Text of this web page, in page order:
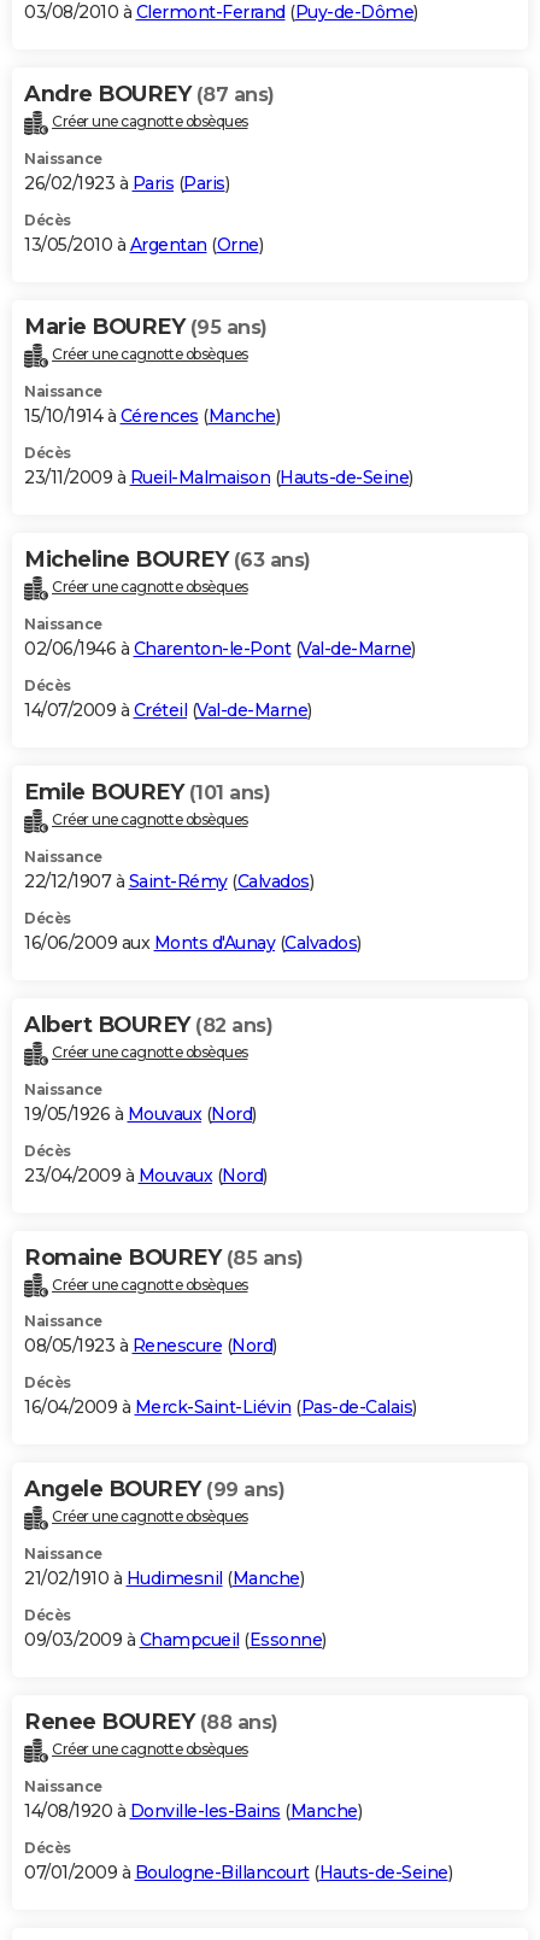
03/08/2010 à Clermont-Ferrand (Puy-de-Dôme)
Andre BOUREY (87 ans)
Créer une cagnotte obsèques
Naissance
26/02/1923 à Paris (Paris)
Décès
13/05/2010 à Argentan (Orne)
Marie BOUREY (95 ans)
Créer une cagnotte obsèques
Naissance
15/10/1914 à Cérences (Manche)
Décès
23/11/2009 à Rueil-Malmaison (Hauts-de-Seine)
Micheline BOUREY (63 ans)
Créer une cagnotte obsèques
Naissance
02/06/1946 à Charenton-le-Pont(Val-de-Marne)
Décès
14/07/2009 à Créteil (Val-de-Marne)
Emile BOUREY (101 ans)
Créer une cagnotte obsèques
Naissance
22/12/1907 à Saint-Rémy(Calvados)
Décès
16/06/2009 aux Monts d'Aunay(Calvados)
Albert BOUREY (82 ans)
Créer une cagnotte obsèques
Naissance
19/05/1926 à Mouvaux (Nord)
Décès
23/04/2009 à Mouvaux (Nord)
Romaine BOUREY (85 ans)
Créer une cagnotte obsèques
Naissance
08/05/1923 à Renescure (Nord)
Décès
16/04/2009 à Merck-Saint-Liévin (Pas-de-Calais)
Angele BOUREY (99 ans)
Créer une cagnotte obsèques
Naissance
21/02/1910 à Hudimesnil (Manche)
Décès
09/03/2009 à Champcueil (Essonne)
Renee BOUREY (88 ans)
Créer une cagnotte obsèques
Naissance
14/08/1920 à Donville-les-Bains (Manche)
Décès
07/01/2009 à Boulogne-Billancourt(Hauts-de-Seine)